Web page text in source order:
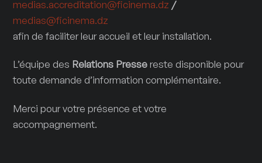
medias.accreditation@ficinema.dz /
medias@ficinema.dz
afin de faciliter leur accueil et leur installation.
L’équipe des Relations Pressereste disponible pour
toute demande d’information complémentaire.
Merci pour votre présence et votre
accompagnement.